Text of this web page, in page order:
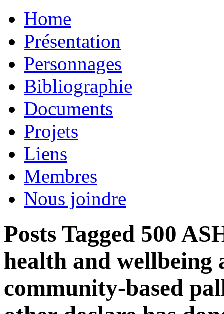
Home
Présentation
Personnages
Bibliographie
Documents
Projets
Liens
Membres
Nous joindre
Posts Tagged 500
health and wellbeing
community-based